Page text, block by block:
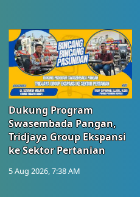
Dukung Program
Swasembada Pangan,
Tridjaya Group Ekspansi
ke Sektor Pertanian
5 Aug 2026, 7:38 AM